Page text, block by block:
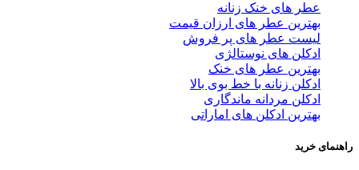
عطر های خنک زنانه
بهترین عطر های ارزان قیمت
لیست عطر های پر فروش
ادکلن های نوستالژی
بهترین عطر های خنک
ادکلن زنانه با خط بوی بالا
ادکلن مردانه ماندگاری
بهترین ادکلن های اماراتی
راهنمای خرید